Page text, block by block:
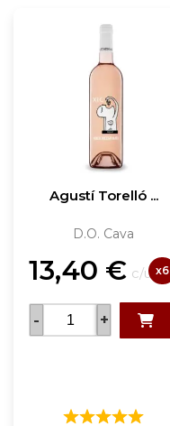
Agustí Torelló ...
D.O. Cava
13,40 € c/u x6
- +